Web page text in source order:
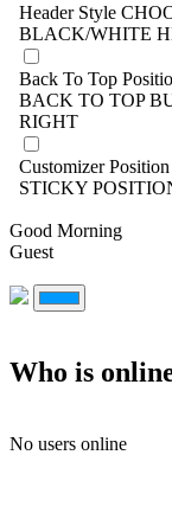
Header Style
BLACK/WHITE
Back To Top
BACK TO TOP
RIGHT
Customizer Position
STICKY
Good Morning
Guest
Who is
No users online